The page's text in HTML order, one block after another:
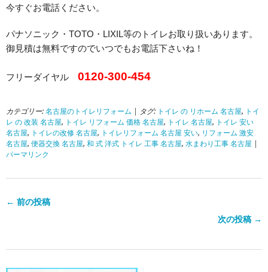
今すぐお電話ください。
パナソニック・TOTO・LIXIL等のトイレお取り扱いあります。
御見積は無料ですのでいつでもお電話下さいね！
フリーダイヤル 0120-300-454
カテゴリー: 名古屋のトイレリフォーム | タグ: トイレ の リホーム 名古屋, トイ
レ の 改装 名古屋, トイレ リフォーム 価格 名古屋, トイレ 名古屋, トイレ 安い
名古屋, トイレの改修 名古屋, トイレリフォーム 名古屋 安い, リフォーム 激安
名古屋, 便器交換 名古屋, 和 式 洋式 トイレ 工事 名古屋, 水まわり工事 名古屋
パーマリンク
← 前の投稿
次の投稿 →